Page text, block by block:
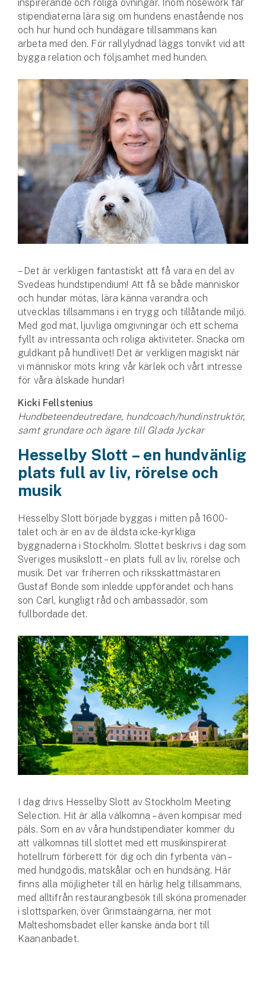
inspirerande och roliga övningar. Inom nosework får
stipendiaterna lära sig om hundens enastående nos
och hur hund och hundägare tillsammans kan
arbeta med den. För rallylydnad läggs tonvikt vid att
bygga relation och följsamhet med hunden.
– Det är verkligen fantastiskt att få vara en del av
Svedeas hundstipendium! Att få se både människor
och hundar mötas, lära känna varandra och
utvecklas tillsammans i en trygg och tillåtande miljö.
Med god mat, ljuvliga omgivningar och ett schema
fyllt av intressanta och roliga aktiviteter. Snacka om
guldkant på hundlivet! Det är verkligen magiskt när
vi människor möts kring vår kärlek och vårt intresse
för våra älskade hundar!
Kicki Fellstenius
Hundbeteendeutredare, hundcoach/hundinstruktör,
samt grundare och ägare till Glada Jyckar
Hesselby Slott – en hundvänlig
plats full av liv, rörelse och
musik
Hesselby Slott började byggas i mitten på 1600-
talet och är en av de äldsta icke-kyrkliga
byggnaderna i Stockholm. Slottet beskrivs i dag som
Sveriges musikslott ­– en plats full av liv, rörelse och
musik. Det var friherren och riksskattmästaren
Gustaf Bonde som inledde uppförandet och hans
son Carl, kungligt råd och ambassadör, som
fullbordade det.
I dag drivs Hesselby Slott av Stockholm Meeting
Selection. Hit är alla välkomna – även kompisar med
päls. Som en av våra hundstipendiater kommer du
att välkomnas till slottet med ett musikinspirerat
hotellrum förberett för dig och din fyrbenta vän –
med hundgodis, matskålar och en hundsäng. Här
finns alla möjligheter till en härlig helg tillsammans,
med alltifrån restaurangbesök till sköna promenader
i slottsparken, över Grimstaängarna, ner mot
Malteshomsbadet eller kanske ända bort till
Kaananbadet.